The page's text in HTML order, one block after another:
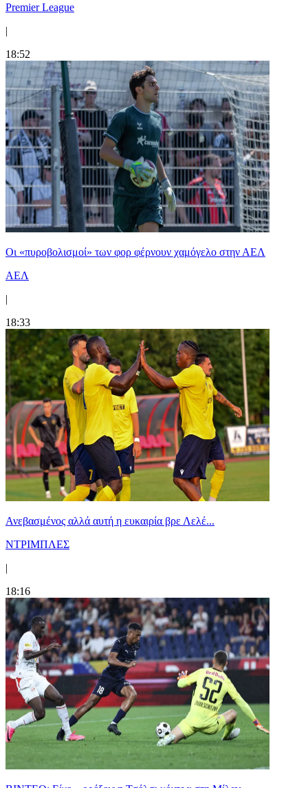
Premier League
|
18:52
Οι «πυροβολισμοί» των φορ φέρνουν χαμόγελο στην ΑΕΛ
ΑΕΛ
|
18:33
Ανεβασμένος αλλά αυτή η ευκαιρία βρε Λελέ...
ΝΤΡΙΜΠΛΕΣ
|
18:16